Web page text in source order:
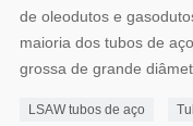
de oleodutos e
maioria dos tubos de
grossa de grande
LSAW tubos de aço